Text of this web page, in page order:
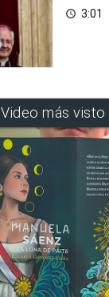
access_time 3:01
Video más visto